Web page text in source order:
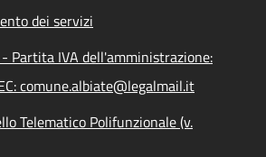
dei servizi
Partita IVA dell'amministrazione:
comune.albiate@legalmail.it
Telematico Polifunzionale (v.